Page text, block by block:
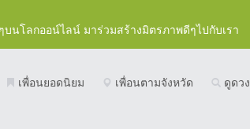
นโลกออน์ไลน์ มาร่วมสร้างมิตรภาพดีๆไปกับเรา
เพื่อนยอดนิยม เพื่อนตามจังหวัด ดูดวง